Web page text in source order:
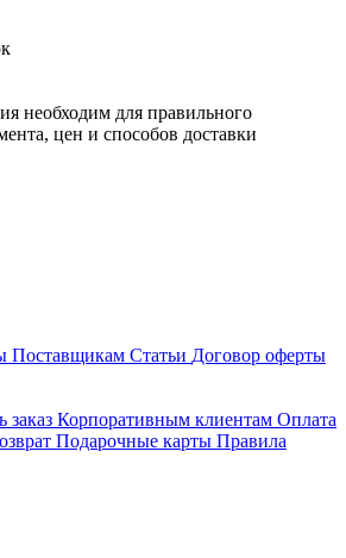
необходим для правильного
цен и способов доставки
Поставщикам Статьи Договор оферты
заказ Корпоративным клиентам Оплата
Подарочные карты Правила